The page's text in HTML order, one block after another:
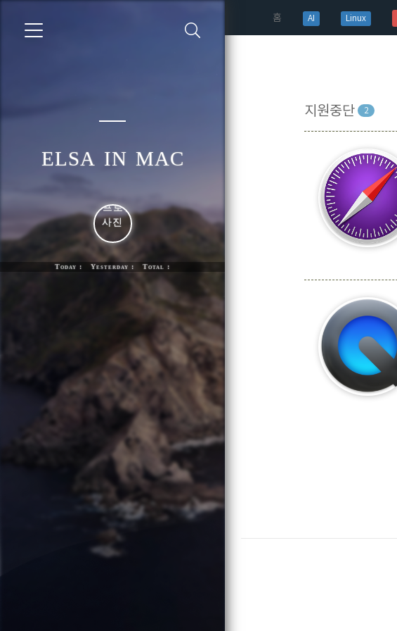
홈(current)
AI Linux
elsa in mac
Today : Yesterday : Total :
지원중단 2